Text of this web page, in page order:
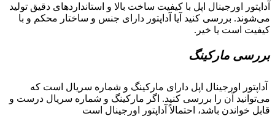
آداپتور اورجینال اپل با کیفیت ساخت بالا و استانداردهای دقیق تولید
می‌شوند. بررسی کنید آیا آداپتور دارای جنس و ساختار محکم و با
کیفیت است یا خیر.
بررسی مارکینگ
آداپتور اورجینال اپل دارای مارکینگ و شماره سریال است که
می‌توانید آن را بررسی کنید. اگر مارکینگ و شماره سریال درست و
قابل خواندن باشد، احتمالاً آداپتور اورجینال است